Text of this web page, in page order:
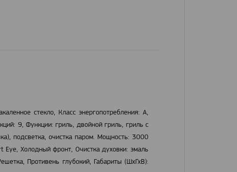
стекло, Класс энергопотребления: A,
9, Функции: гриль, двойной гриль, гриль с
подсветка, очистка паром. Мощность: 3000
Eye, Холодный фронт, Очистка духовки: эмаль
Противень глубокий, Габариты (ШхГхВ):